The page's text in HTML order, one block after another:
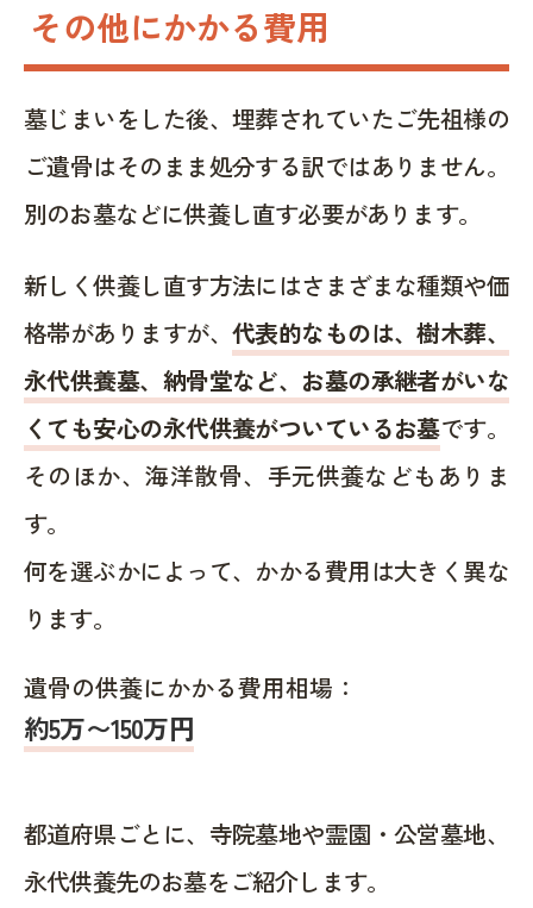
その他にかかる費用
墓じまいをした後、埋葬されていたご先祖様の
ご遺骨はそのまま処分する訳ではありません。
別のお墓などに供養し直す必要があります。
新しく供養し直す方法にはさまざまな種類や価
格帯がありますが、 代表的なものは、樹木葬、
永代供養墓、納骨堂など、お墓の承継者がいな
くても安心の永代供養がついているお墓です。
そのほか、海洋散骨、手元供養などもありま
す。
何を選ぶかによって、かかる費用は大きく異な
ります。
遺骨の供養にかかる費用相場：
約5万〜150万円
都道府県ごとに、寺院墓地や霊園・公営墓地、
永代供養先のお墓をご紹介します。